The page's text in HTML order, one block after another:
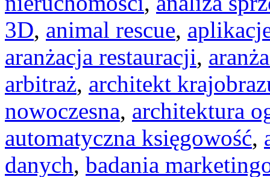
3D, animal rescue,
aranżacja restauracji,
arbitraż, architekt
nowoczesna, architektura
automatyczna księgowość,
danych, badania